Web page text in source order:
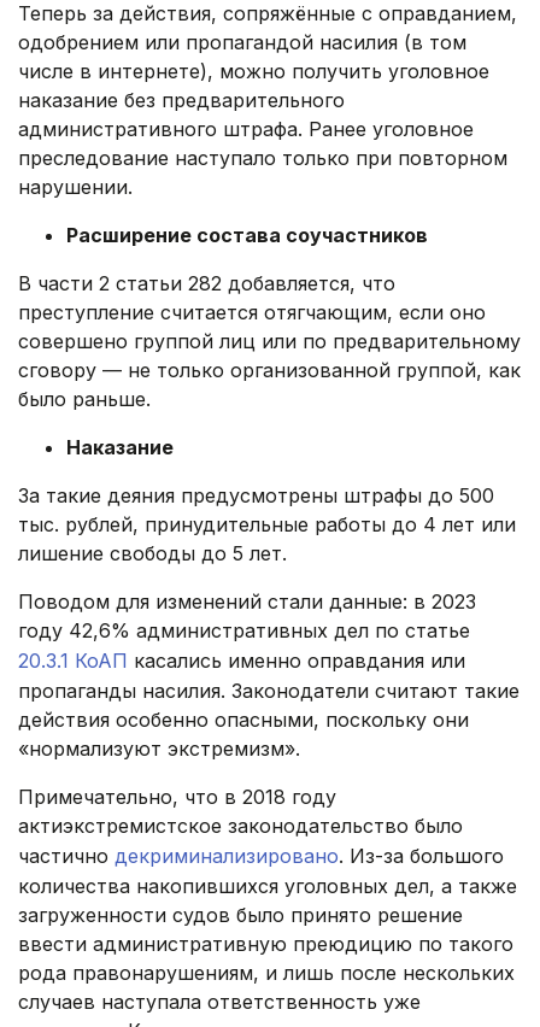
Теперь за действия, сопряжённые с оправданием,
одобрением или пропагандой насилия (в том
числе в интернете), можно получить уголовное
наказание без предварительного
административного штрафа. Ранее уголовное
преследование наступало только при повторном
нарушении.
Расширение состава соучастников
В части 2 статьи 282 добавляется, что
преступление считается отягчающим, если оно
совершено группой лиц или по предварительному
сговору — не только организованной группой, как
было раньше.
Наказание
За такие деяния предусмотрены штрафы до 500
тыс. рублей, принудительные работы до 4 лет или
лишение свободы до 5 лет.
Поводом для изменений стали данные: в 2023
году 42,6% административных дел по статье
20.3.1 КоАП касались именно оправдания или
пропаганды насилия. Законодатели считают такие
действия особенно опасными, поскольку они
«нормализуют экстремизм».
Примечательно, что в 2018 году
актиэкстремистское законодательство было
частично декриминализировано. Из-за большого
количества накопившихся уголовных дел, а также
загруженности судов было принято решение
ввести административную преюдицию по такого
рода правонарушениям, и лишь после нескольких
случаев наступала ответственность уже